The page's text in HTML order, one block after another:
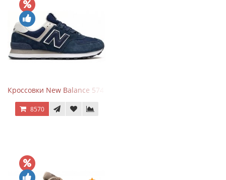
Кроссовки New Balance 574 Navy Blue White
8570